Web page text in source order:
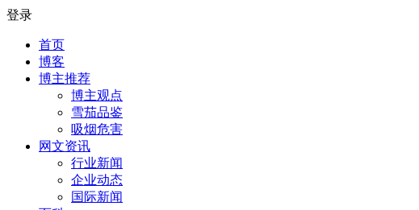
登录
首页
博客
博主推荐
博主观点
雪茄品鉴
吸烟危害
网文资讯
行业新闻
企业动态
国际新闻